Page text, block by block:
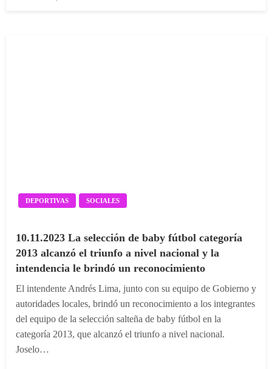
DEPORTIVAS SOCIALES
10.11.2023 La selección de baby fútbol categoría
2013 alcanzó el triunfo a nivel nacional y la
intendencia le brindó un reconocimiento
El intendente Andrés Lima, junto con su equipo de Gobierno y
autoridades locales, brindó un reconocimiento a los integrantes
del equipo de la selección salteña de baby fútbol en la
categoría 2013, que alcanzó el triunfo a nivel nacional.
Joselo…